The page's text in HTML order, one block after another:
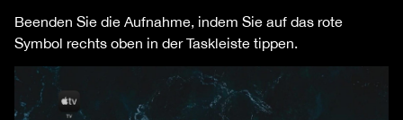
Beenden Sie die Aufnahme, indem Sie auf das rote
Symbol rechts oben in der Taskleiste tippen.